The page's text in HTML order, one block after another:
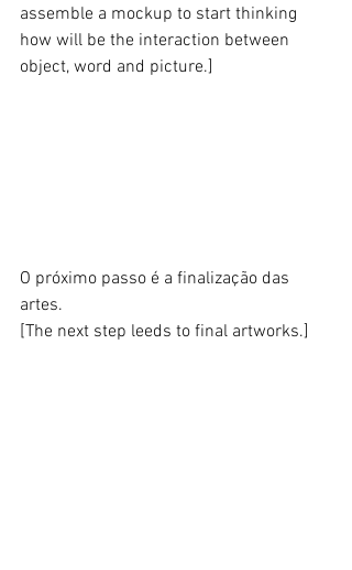
assemble a mockup to start thinking
how will be the interaction between
object, word and picture.]
O próximo passo é a finalização das
artes.
[The next step leeds to final artworks.]